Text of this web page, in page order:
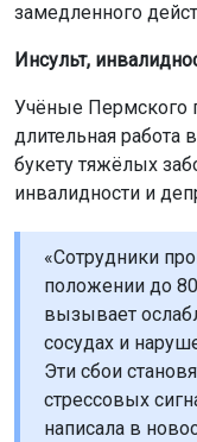
замедленного
Инсульт,
Учёные Пермского
длительная
букету тяжёлых
инвалидности и
«Сотрудники
положении до
вызывает
сосудах и
Эти сбои
стрессовых
написала в